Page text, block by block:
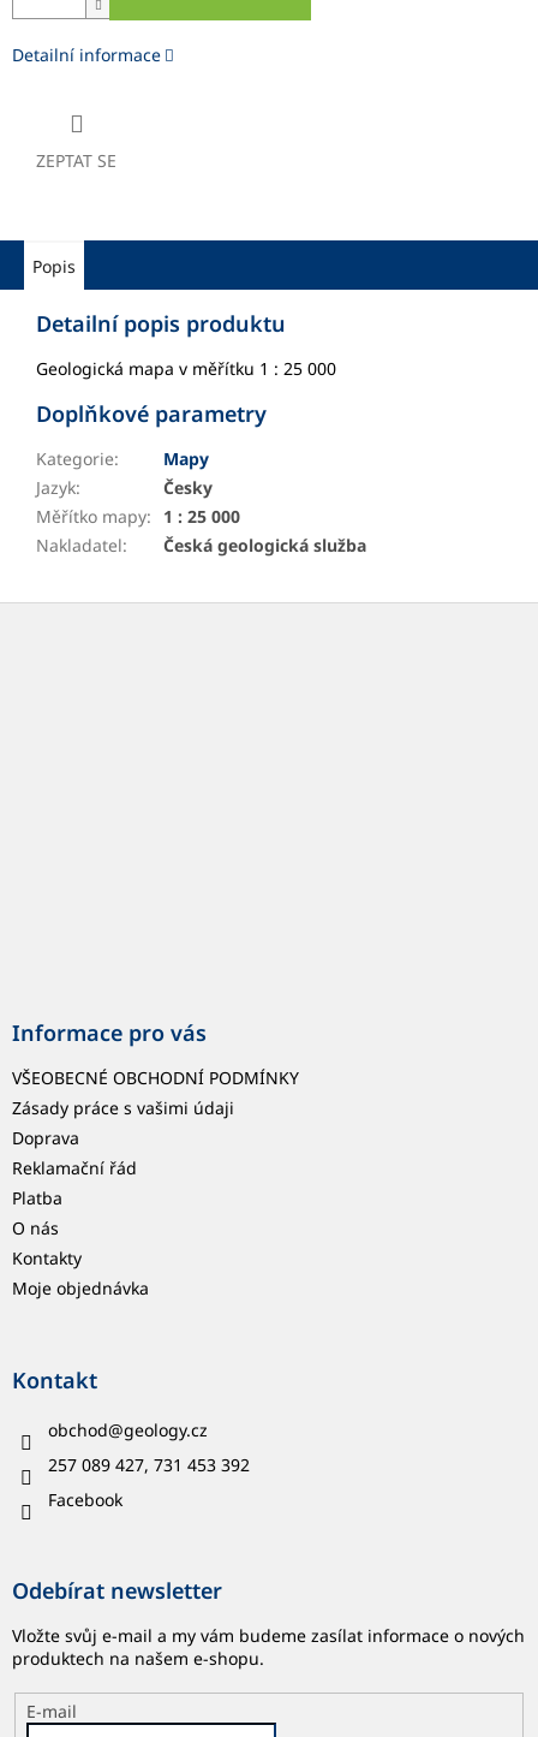
Detailní informace
ZEPTAT SE
Popis
Detailní popis produktu
Geologická mapa v měřítku 1 : 25 000
Doplňkové parametry
Kategorie:
Mapy
Jazyk:
Česky
Měřítko mapy:
1 : 25 000
Nakladatel: Česká geologická služba
Z
Informace pro vás
VŠEOBECNÉ OBCHODNÍ PODMÍNKY
Zásady práce s vašimi údaji
Doprava
Reklamační řád
Platba
O nás
Kontakty
Moje objednávka
Kontakt
obchod@geology.cz
257 089 427, 731 453 392
Facebook
Odebírat newsletter
Vložte svůj e-mail a my vám budeme zasílat informace o nových
produktech na našem e-shopu.
E-mail